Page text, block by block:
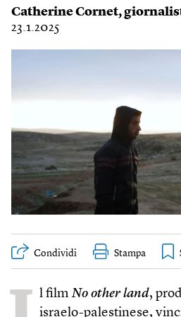
Catherine Cornet,
23.1.2025
Condividi Stampa
l film No other land,
israelo-palestinese,